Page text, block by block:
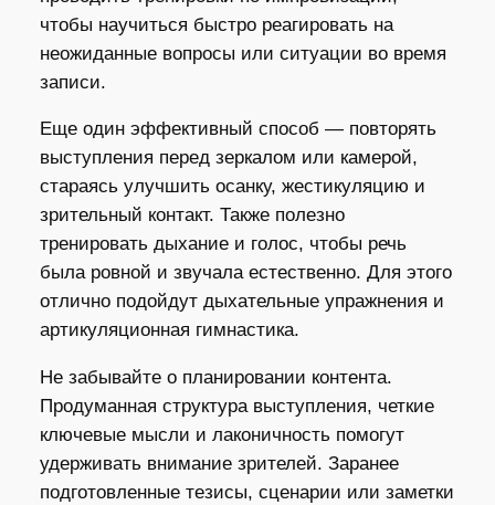
чтобы научиться быстро реагировать на
неожиданные вопросы или ситуации во время
записи.
Еще один эффективный способ — повторять
выступления перед зеркалом или камерой,
стараясь улучшить осанку, жестикуляцию и
зрительный контакт. Также полезно
тренировать дыхание и голос, чтобы речь
была ровной и звучала естественно. Для этого
отлично подойдут дыхательные упражнения и
артикуляционная гимнастика.
Не забывайте о планировании контента.
Продуманная структура выступления, четкие
ключевые мысли и лаконичность помогут
удерживать внимание зрителей. Заранее
подготовленные тезисы, сценарии или заметки